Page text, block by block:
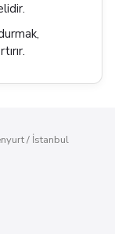
/ İstanbul